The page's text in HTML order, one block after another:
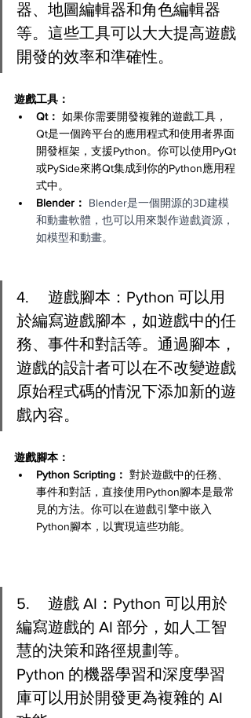
器、地圖編輯器和角色編輯器
等。這些工具可以大大提高遊戲
開發的效率和準確性。
遊戲工具：
Qt： 如果你需要開發複雜的遊戲工具，
Qt是一個跨平台的應用程式和使用者界面
開發框架，支援Python。你可以使用PyQt
或PySide來將Qt集成到你的Python應用程
式中。
Blender：
Blender是一個開源的3D建模
和動畫軟體，也可以用來製作遊戲資源，
如模型和動畫。
4.	遊戲腳本：Python 可以用
於編寫遊戲腳本，如遊戲中的任
務、事件和對話等。通過腳本，
遊戲的設計者可以在不改變遊戲
原始程式碼的情況下添加新的遊
戲內容。
遊戲腳本：
Python Scripting： 對於遊戲中的任務、
事件和對話，直接使用Python腳本是最常
見的方法。你可以在遊戲引擎中嵌入
Python腳本，以實現這些功能。
5.	遊戲 AI：Python 可以用於
編寫遊戲的 AI 部分，如人工智
慧的決策和路徑規劃等。
Python 的機器學習和深度學習
庫可以用於開發更為複雜的 AI